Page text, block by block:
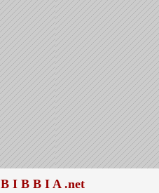
B I B B I A .net